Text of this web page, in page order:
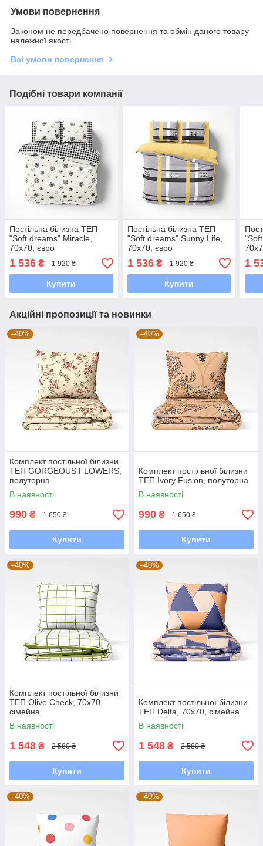
Умови повернення
Законом не передбачено повернення та обмін даного товару
належної якості
Всі умови повернення
Подібні товари компанії
Постільна білизна ТЕП
"Soft dreams" Miracle,
70x70, євро
1 536 ₴ 1 920 ₴
Купити
Постільна білизна ТЕП
"Soft dreams" Sunny Life,
70x70, євро
1 536₴ 1 920 ₴
Купити
1
Акційні пропозиції та новинки
–40%
Комплект постільної білизни
ТЕП GORGEOUS FLOWERS,
полуторна
В наявності
990 ₴ 1 650 ₴
Купити
–40%
Комплект постільної білизни
ТЕП Ivory Fusion, полуторна
В наявності
990 ₴ 1 650 ₴
Купити
–40%
Комплект постільної білизни
ТЕП Olive Check, 70x70,
сімейна
В наявності
1 548 ₴ 2 580 ₴
Купити
–40%
Комплект постільної білизни
ТЕП Delta, 70x70, сімейна
В наявності
1 548 ₴ 2 580 ₴
Купити
–40% –40%